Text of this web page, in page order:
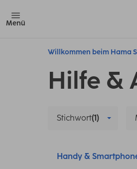
Menü
Willkommen beim Hama
Hilfe &
Stichwort(1)
Handy &